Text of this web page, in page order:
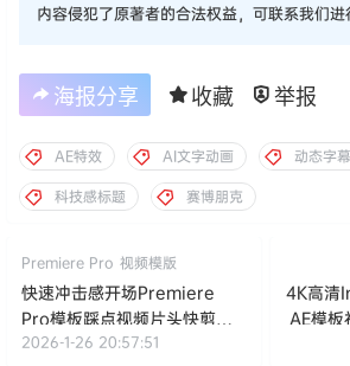
内容侵犯了原著者的合法权益，可联系我们进
海报分享 收藏 举报
AE特效 AI文字动画 动态字幕
科技感标题
赛博朋克
Premiere Pro 视频模版
快速冲击感开场Premiere
Pro模板踩点视频片头快剪包
装素材
2026-1-26 20:57:51
4K高清
AE模板